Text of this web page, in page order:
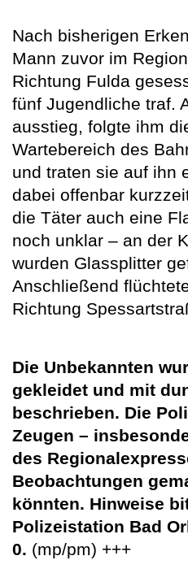
Nach bisherigen
Mann zuvor im
Richtung Fulda
fünf Jugendliche traf.
ausstieg, folgte ihm
Wartebereich des
und traten sie auf ihn
dabei offenbar
die Täter auch eine
noch unklar – an der
wurden Glassplitter
Anschließend
Richtung
Die Unbekannten
gekleidet und mit
beschrieben. Die
Zeugen –
des
Beobachtungen
könnten. Hinweise
Polizeistation Bad
0. (mp/pm) +++